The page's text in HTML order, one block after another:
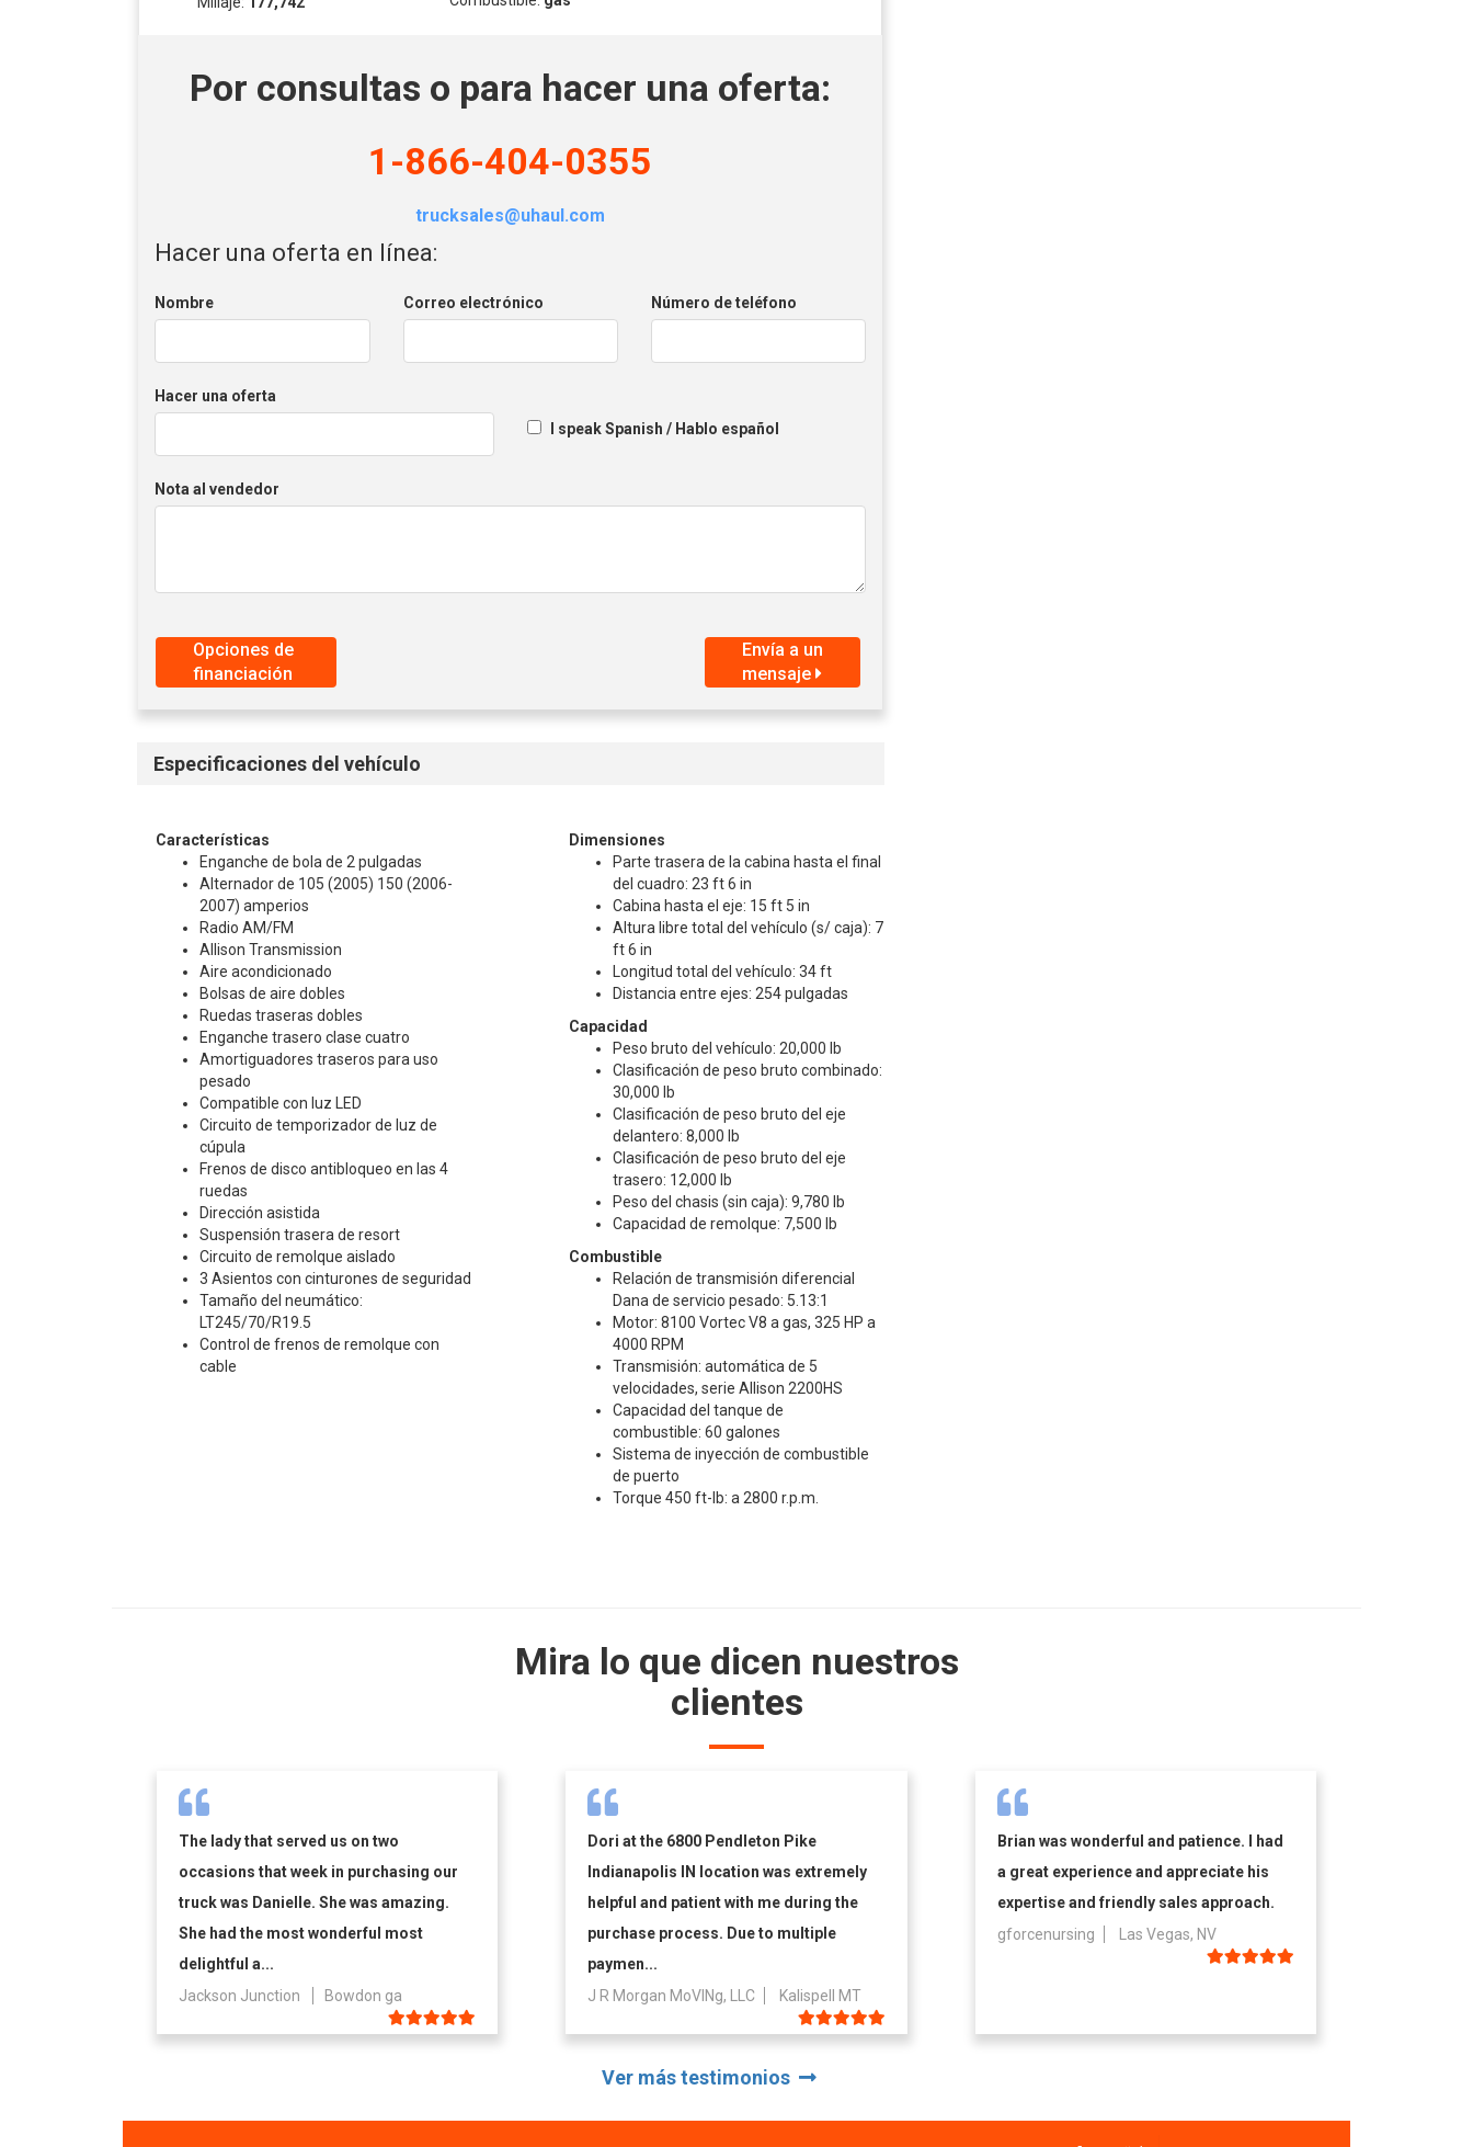
Por consultas o para hacer una oferta:
1-866-404-0355
trucksales@uhaul.com
Hacer una oferta en línea:
Nombre Correo electrónico Número de teléfono
Hacer una oferta
I speak Spanish / Hablo español
Nota al vendedor
Opciones de
financiación​​​​​​​
Envía a un
mensaje
Especificaciones del vehículo
Características
Enganche de bola de 2 pulgadas
Alternador de 105 (2005) 150 (2006-
2007) amperios
Radio AM/FM
Allison Transmission
Aire acondicionado
Bolsas de aire dobles
Ruedas traseras dobles
Enganche trasero clase cuatro
Amortiguadores traseros para uso
pesado
Compatible con luz LED
Circuito de temporizador de luz de
cúpula
Frenos de disco antibloqueo en las 4
ruedas
Dirección asistida
Suspensión trasera de resort
Circuito de remolque aislado
3 Asientos con cinturones de seguridad
Tamaño del neumático:
LT245/70/R19.5
Control de frenos de remolque con
cable
Dimensiones
Parte trasera de la cabina hasta el final
del cuadro: 23 ft 6 in
Cabina hasta el eje: 15 ft 5 in
Altura libre total del vehículo (s/ caja): 7
ft 6 in
Longitud total del vehículo: 34 ft
Distancia entre ejes: 254 pulgadas
Capacidad
Peso bruto del vehículo: 20,000 lb
Clasificación de peso bruto combinado:
30,000 lb
Clasificación de peso bruto del eje
delantero: 8,000 lb
Clasificación de peso bruto del eje
trasero: 12,000 lb
Peso del chasis (sin caja): 9,780 lb
Capacidad de remolque: 7,500 lb
Combustible
Relación de transmisión diferencial
Dana de servicio pesado: 5.13:1
Motor: 8100 Vortec V8 a gas, 325 HP a
4000 RPM
Transmisión: automática de 5
velocidades, serie Allison 2200HS
Capacidad del tanque de
combustible: 60 galones
Sistema de inyección de combustible
de puerto
Torque 450 ft-lb: a 2800 r.p.m.
Mira lo que dicen nuestros
clientes
The lady that served us on two
occasions that week in purchasing our
truck was Danielle. She was amazing.
She had the most wonderful most
delightful a...
Jackson Junction
Bowdon ga
Dori at the 6800 Pendleton Pike
Indianapolis IN location was extremely
helpful and patient with me during the
purchase process. Due to multiple
paymen...
J R Morgan MoVINg, LLC
Kalispell MT
Brian was wonderful and patience. I had
a great experience and appreciate his
expertise and friendly sales approach.
gforcenursing
Las Vegas, NV
Ver más testimonios